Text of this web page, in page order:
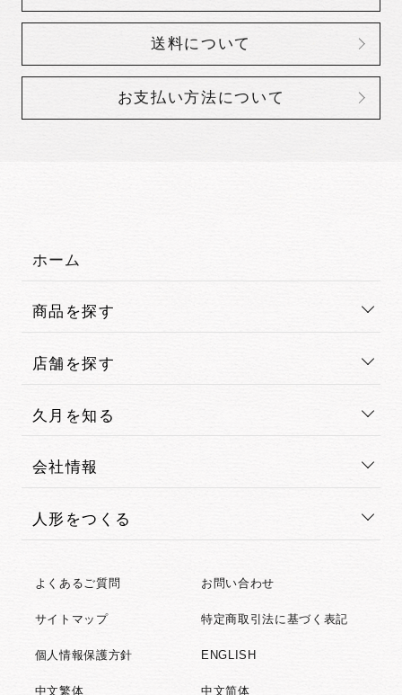
送料について
お支払い方法について
ホーム
商品を探す
店舗を探す
久月を知る
会社情報
人形をつくる
よくあるご質問 お問い合わせ
サイトマップ 特定商取引法に基づく表記
個人情報保護方針 ENGLISH
中文繁体 中文简体